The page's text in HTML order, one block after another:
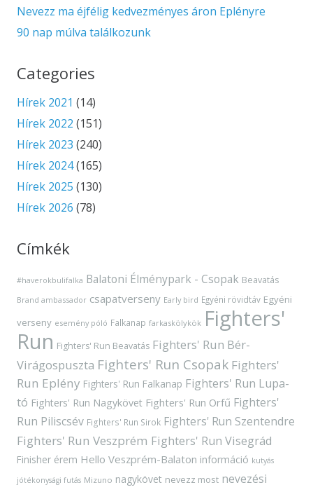
Nevezz ma éjfélig kedvezményes áron Eplényre
90 nap múlva találkozunk
Categories
Hírek 2021 (14)
Hírek 2022 (151)
Hírek 2023 (240)
Hírek 2024(165)
Hírek 2025 (130)
Hírek 2026 (78)
Címkék
#haverokbulifalka Balatoni Élménypark - Csopak Beavatás
Brand ambassador csapatverseny Early bird Egyéni rövidtáv Egyéni
verseny esemény póló Falkanap farkaskölykök Fighters'
Run Fighters' Run Beavatás Fighters' Run Bér-
Virágospuszta Fighters' Run Csopak Fighters'
Run Eplény Fighters' Run Falkanap Fighters' Run Lupa-
tó Fighters' Run Nagykövet Fighters' Run Orfű Fighters'
Run Piliscsév Fighters' Run Sirok Fighters' Run Szentendre
Fighters' Run Veszprém Fighters' Run Visegrád
Finisher érem Hello Veszprém-Balaton információ kutyás
jótékonysági futás Mizuno nagykövet nevezz most nevezési